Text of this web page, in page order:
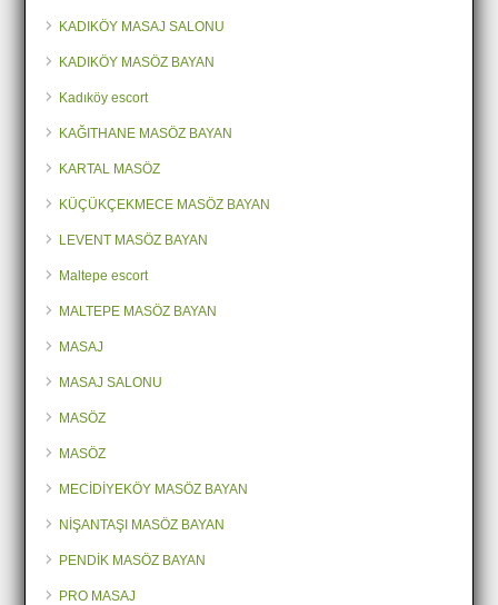
KADIKÖY MASAJ SALONU
KADIKÖY MASÖZ BAYAN
Kadıköy escort
KAĞITHANE MASÖZ BAYAN
KARTAL MASÖZ
KÜÇÜKÇEKMECE MASÖZ BAYAN
LEVENT MASÖZ BAYAN
Maltepe escort
MALTEPE MASÖZ BAYAN
MASAJ
MASAJ SALONU
MASÖZ
MASÖZ
MECİDİYEKÖY MASÖZ BAYAN
NİŞANTAŞI MASÖZ BAYAN
PENDİK MASÖZ BAYAN
PRO MASAJ